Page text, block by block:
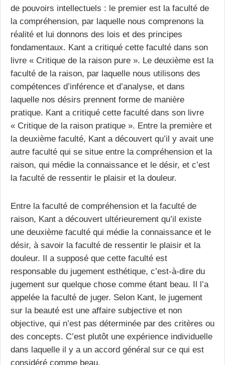
de pouvoirs intellectuels : le premier est la faculté de
la compréhension, par laquelle nous comprenons la
réalité et lui donnons des lois et des principes
fondamentaux. Kant a critiqué cette faculté dans son
livre « Critique de la raison pure ». Le deuxième est la
faculté de la raison, par laquelle nous utilisons des
compétences d’inférence et d’analyse, et dans
laquelle nos désirs prennent forme de manière
pratique. Kant a critiqué cette faculté dans son livre
« Critique de la raison pratique ». Entre la première et
la deuxième faculté, Kant a découvert qu’il y avait une
autre faculté qui se situe entre la compréhension et la
raison, qui médie la connaissance et le désir, et c’est
la faculté de ressentir le plaisir et la douleur.
Entre la faculté de compréhension et la faculté de
raison, Kant a découvert ultérieurement qu’il existe
une deuxième faculté qui médie la connaissance et le
désir, à savoir la faculté de ressentir le plaisir et la
douleur. Il a supposé que cette faculté est
responsable du jugement esthétique, c’est-à-dire du
jugement sur quelque chose comme étant beau. Il l’a
appelée la faculté de juger. Selon Kant, le jugement
sur la beauté est une affaire subjective et non
objective, qui n’est pas déterminée par des critères ou
des concepts. C’est plutôt une expérience individuelle
dans laquelle il y a un accord général sur ce qui est
considéré comme beau.